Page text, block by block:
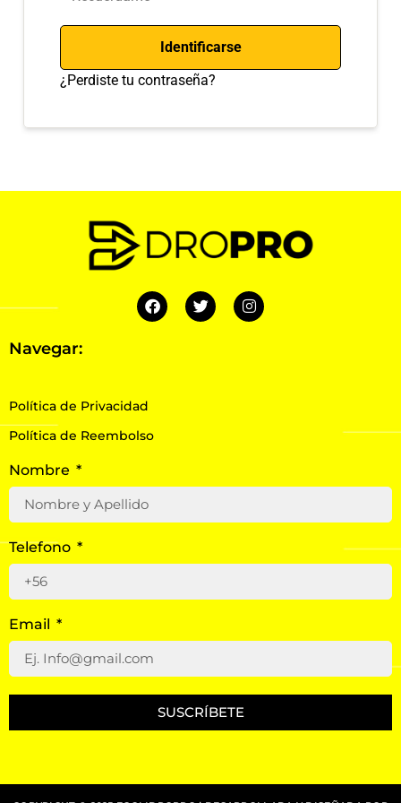
Identificarse
¿Perdiste tu contraseña?
Navegar:
Política de Privacidad
Política de Reembolso
Nombre
Telefono
Email
SUSCRÍBETE